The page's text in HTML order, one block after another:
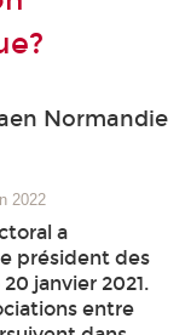
Normandie
2022
a
président des
janvier 2021.
entre